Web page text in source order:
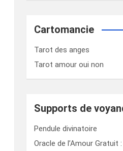
Cartomancie
Tarot des anges
Tarot amour oui non
Supports de
Pendule divinatoire
Oracle de l’Amour